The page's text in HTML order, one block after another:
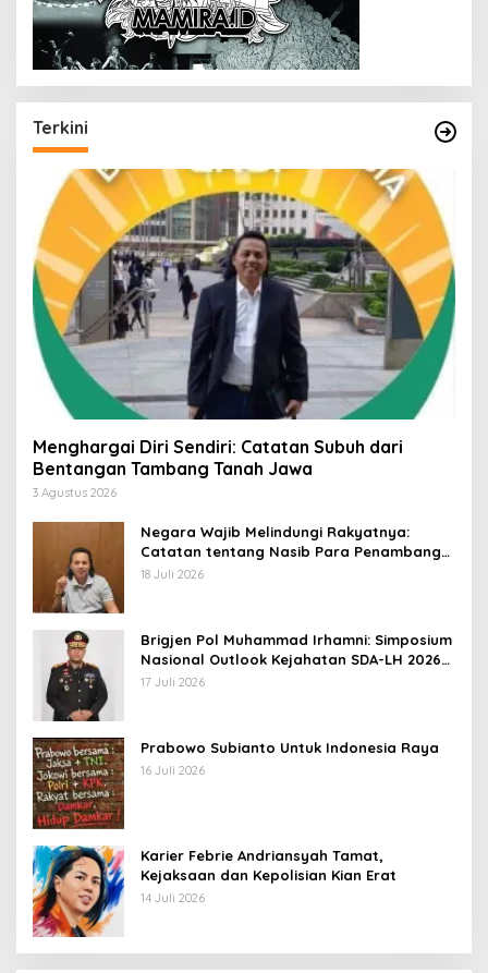
Terkini
Menghargai Diri Sendiri: Catatan Subuh dari
Bentangan Tambang Tanah Jawa
3 Agustus 2026
Negara Wajib Melindungi Rakyatnya:
Catatan tentang Nasib Para Penambang
Belerang Kawah Ijen
18 Juli 2026
Brigjen Pol Muhammad Irhamni: Simposium
Nasional Outlook Kejahatan SDA-LH 2026–
2030 Beri Banyak Masukan Bagi APH
17 Juli 2026
Prabowo Subianto Untuk Indonesia Raya
16 Juli 2026
Karier Febrie Andriansyah Tamat,
Kejaksaan dan Kepolisian Kian Erat
14 Juli 2026